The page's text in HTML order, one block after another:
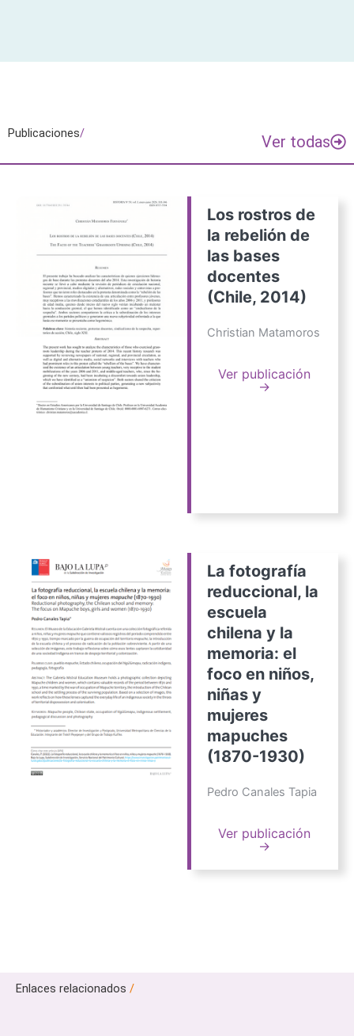
Publicaciones/ Ver todas
Los rostros de
la rebelión de
las bases
docentes
(Chile, 2014)
Christian Matamoros
Ver publicación
→
La fotografía
reduccional, la
escuela
chilena y la
memoria: el
foco en niños,
niñas y
mujeres
mapuches
(1870-1930)
Pedro Canales Tapia
Ver publicación
→
Enlaces relacionados /